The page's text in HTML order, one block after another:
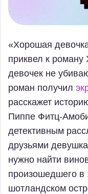
«Хорошая
приквел к
девочек не
роман получил
расскажет
Пиппе Фитц-
детективным
друзьями девушка
нужно найти
произошедшего в
шотландском